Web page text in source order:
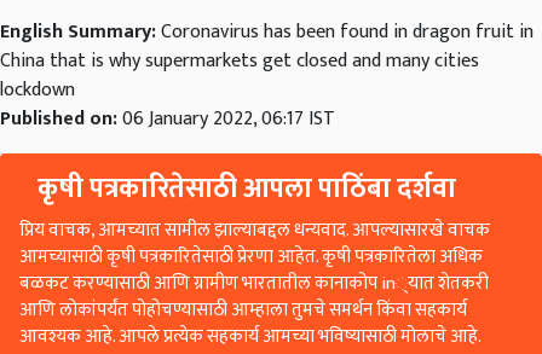
English Summary:Coronavirus has been found in dragon fruit in
China that is why supermarkets get closed and many cities
lockdown
Published on:06 January 2022, 06:17 IST
कृषी पत्रकारितेसाठी आपला पाठिंबा दर्शवा
प्रिय वाचक, आमच्यात सामील झाल्याबद्दल धन्यवाद. आपल्यासारखे वाचक
आमच्यासाठी कृषी पत्रकारितेसाठी प्रेरणा आहेत. कृषी पत्रकारितेला अधिक
बळकट करण्यासाठी आणि ग्रामीण भारतातील कानाकोप in्यात शेतकरी
आणि लोकांपर्यंत पोहोचण्यासाठी आम्हाला तुमचे समर्थन किंवा सहकार्य
आवश्यक आहे. आपले प्रत्येक सहकार्य आमच्या भविष्यासाठी मोलाचे आहे.